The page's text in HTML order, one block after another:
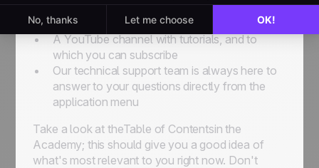
Weekly Webinars where you can watch a
complete demo and talk to one of our experts
A YouTube channel with tutorials, and to
which you can subscribe
Our technical support team is always here to
answer to your questions directly from the
application menu
Take a look at theTable of Contentsin the
Academy; this should give you a good idea of
what's most relevant to you right now. Don't